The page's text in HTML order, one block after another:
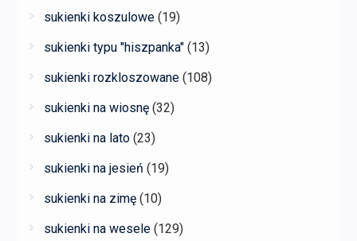
sukienki koszulowe (19)
sukienki typu "hiszpanka" (13)
sukienki rozkloszowane (108)
sukienki na wiosnę (32)
sukienki na lato (23)
sukienki na jesień (19)
sukienki na zimę (10)
sukienki na wesele (129)